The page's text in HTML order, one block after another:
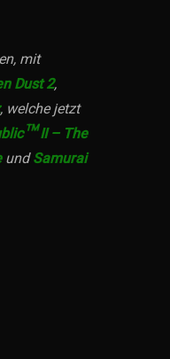
mit
Dust 2,
, welche jetzt
II – The
undSamurai